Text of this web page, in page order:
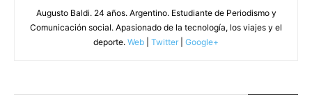
Augusto Baldi. 24 años. Argentino. Estudiante de Periodismo y
Comunicación social. Apasionado de la tecnología, los viajes y el
deporte. Web Twitter Google+